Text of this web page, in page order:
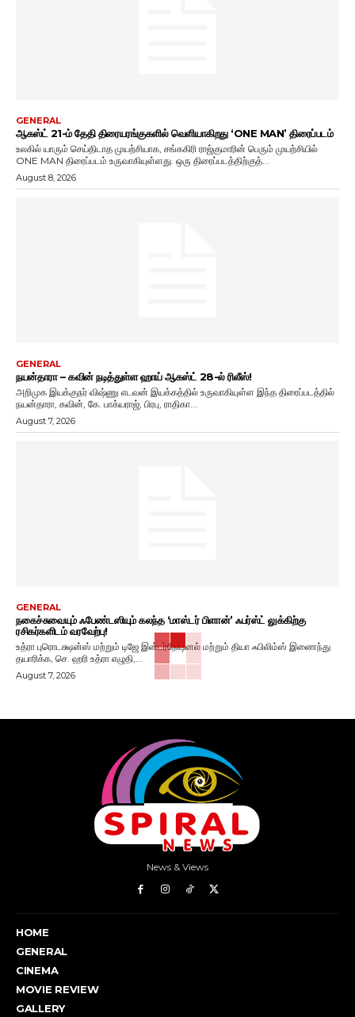
GENERAL
ஆகஸ்ட் 21-ம் தேதி திரையரங்குகளில் வெளியாகிறது ‘ONE MAN’ திரைப்படம்
உலகில் யாரும் செய்திடாத முயற்சியாக, சங்ககிரி ராஜ்குமாரின் பெரும் முயற்சியில்
ONE MAN திரைப்படம் உருவாகியுள்ளது. ஒரு திரைப்படத்திற்குத்...
August 8, 2026
GENERAL
நயன்தாரா – கவின் நடித்துள்ள ஹாய் ஆகஸ்ட் 28-ல் ரிலீஸ்!
அறிமுக இயக்குநர் விஷ்ணு எடவன் இயக்கத்தில் உருவாகியுள்ள இந்த திரைப்படத்தில்
நயன்தாரா, கவின், கே. பாக்யராஜ், பிரபு, ராதிகா...
August 7, 2026
GENERAL
நகைச்சுவையும் ஃபேண்டஸியும் கலந்த ‘மாஸ்டர் பிளான்’ ஃபர்ஸ்ட் லுக்கிற்கு
ரசிகர்களிடம் வரவேற்பு!
உத்ரா புரொடக்ஷன்ஸ் மற்றும் டிஜே இன்டர்நேஷனல் மற்றும் தியா ஃபிலிம்ஸ் இணைந்து
தயாரிக்க, செ. ஹரி உத்ரா எழுதி,...
August 7, 2026
News & Views
HOME
GENERAL
CINEMA
MOVIE REVIEW
GALLERY